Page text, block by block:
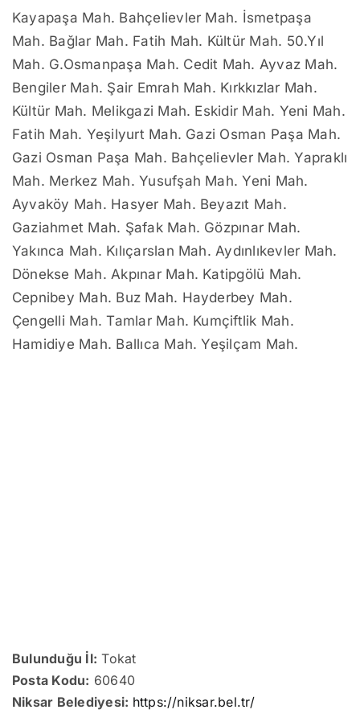
Kayapaşa Mah. Bahçelievler Mah. İsmetpaşa
Mah. Bağlar Mah. Fatih Mah. Kültür Mah. 50.Yıl
Mah. G.Osmanpaşa Mah. Cedit Mah. Ayvaz Mah.
Bengiler Mah. Şair Emrah Mah. Kırkkızlar Mah.
Kültür Mah. Melikgazi Mah. Eskidir Mah. Yeni Mah.
Fatih Mah. Yeşilyurt Mah. Gazi Osman Paşa Mah.
Gazi Osman Paşa Mah. Bahçelievler Mah. Yapraklı
Mah. Merkez Mah. Yusufşah Mah. Yeni Mah.
Ayvaköy Mah. Hasyer Mah. Beyazıt Mah.
Gaziahmet Mah. Şafak Mah. Gözpınar Mah.
Yakınca Mah. Kılıçarslan Mah. Aydınlıkevler Mah.
Dönekse Mah. Akpınar Mah. Katipgölü Mah.
Cepnibey Mah. Buz Mah. Hayderbey Mah.
Çengelli Mah. Tamlar Mah. Kumçiftlik Mah.
Hamidiye Mah. Ballıca Mah. Yeşilçam Mah.
Bulunduğu İl: Tokat
Posta Kodu: 60640
Niksar Belediyesi: https://niksar.bel.tr/